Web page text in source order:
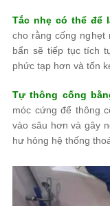
Tắc nhẹ có thể để
cho rằng cống nghẹt
bẩn sẽ tiếp tục tích
phức tạp hơn và tốn
Tự thông cống
móc cứng để thông
vào sâu hơn và gây
hư hỏng hệ thống